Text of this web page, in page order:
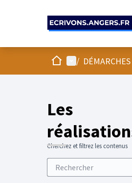
AccueilMenu principal
/
Les
Cherchez et filtrez les contenus